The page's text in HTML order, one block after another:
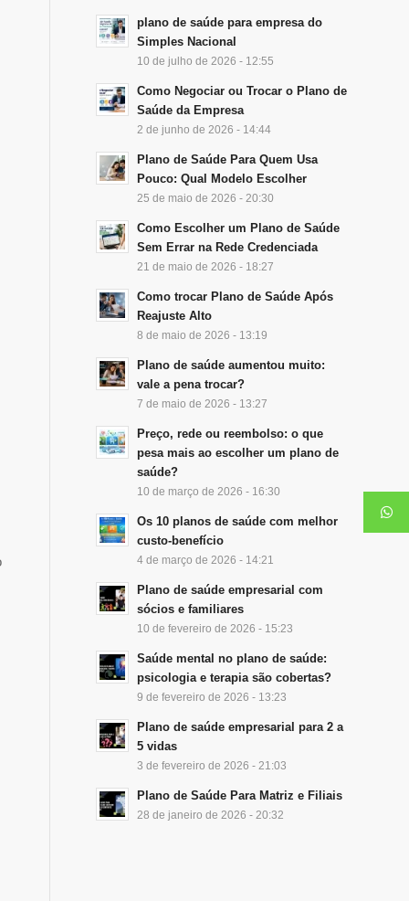
plano de saúde para empresa do
Simples Nacional
10 de julho de 2026 - 12:55
Como Negociar ou Trocar o Plano de
Saúde da Empresa
2 de junho de 2026 - 14:44
Plano de Saúde Para Quem Usa
Pouco: Qual Modelo Escolher
25 de maio de 2026 - 20:30
Como Escolher um Plano de Saúde
Sem Errar na Rede Credenciada
21 de maio de 2026 - 18:27
Como trocar Plano de Saúde Após
Reajuste Alto
8 de maio de 2026 - 13:19
Plano de saúde aumentou muito:
vale a pena trocar?
7 de maio de 2026 - 13:27
Preço, rede ou reembolso: o que
pesa mais ao escolher um plano de
saúde?
10 de março de 2026 - 16:30
Os 10 planos de saúde com melhor
custo-benefício
4 de março de 2026 - 14:21
Plano de saúde empresarial com
sócios e familiares
10 de fevereiro de 2026 - 15:23
Saúde mental no plano de saúde:
psicologia e terapia são cobertas?
9 de fevereiro de 2026 - 13:23
Plano de saúde empresarial para 2 a
5 vidas
3 de fevereiro de 2026 - 21:03
Plano de Saúde Para Matriz e Filiais
28 de janeiro de 2026 - 20:32